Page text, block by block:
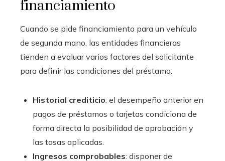
financiamiento
Cuando se pide financiamiento para un vehículo
de segunda mano, las entidades financieras
tienden a evaluar varios factores del solicitante
para definir las condiciones del préstamo:
Historial crediticio: el desempeño anterior en
pagos de préstamos o tarjetas condiciona de
forma directa la posibilidad de aprobación y
las tasas aplicadas.
Ingresos comprobables: disponer de